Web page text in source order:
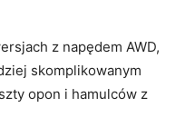
z napędem AWD,
skomplikowanym
opon i hamulców z